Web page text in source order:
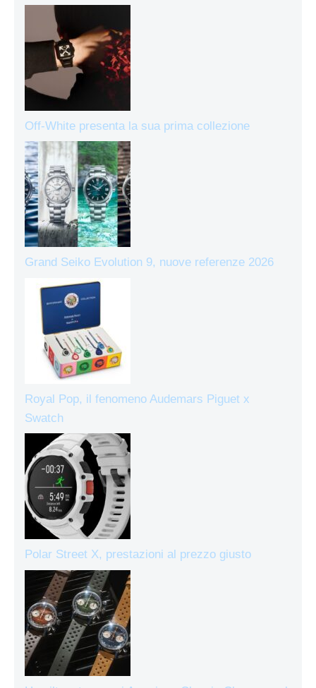
Off-White presenta la sua prima collezione
Grand Seiko Evolution 9, nuove referenze 2026
Royal Pop, il fenomeno Audemars Piguet x
Swatch
Polar Street X, prestazioni al prezzo giusto